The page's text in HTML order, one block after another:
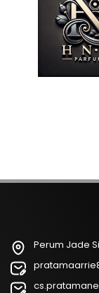
Perum Jade